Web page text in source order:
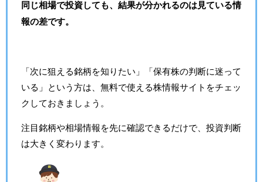
同じ相場で投資しても、結果が分かれるのは見ている情
報の差です。
「次に狙える銘柄を知りたい」「保有株の判断に迷って
いる」という方は、無料で使える株情報サイトをチェッ
クしておきましょう。
注目銘柄や相場情報を先に確認できるだけで、投資判断
は大きく変わります。